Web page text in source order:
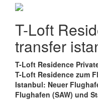
T-Loft
transfer
T-Loft Residence
T-Loft Residence zum
Istanbul: Neuer
Flughafen (SAW) und